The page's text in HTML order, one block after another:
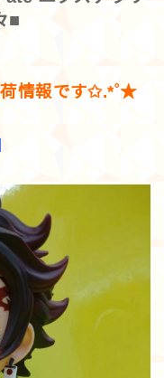
■
情報です✩.*˚★